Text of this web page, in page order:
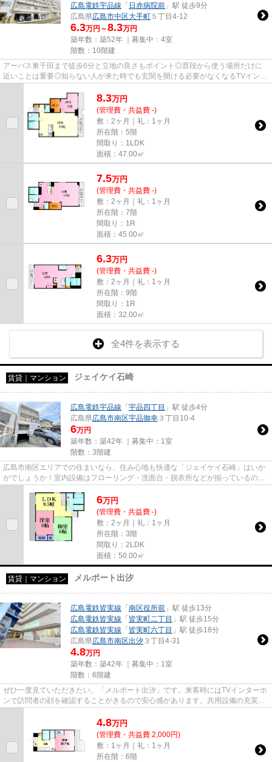
広島電鉄宇品線 「 日赤病院前 」駅 徒歩9分
広島県広島市中区大手町 ５丁目4-12
6.3万円～8.3万円
築年数：築52年 ｜募集中： 4室
階数：10階建
アーバス東千田まで徒歩6分と立地の良さもポイント◎普段から使う場所だけに
近いことは重要◎知らない人が来た時でも玄関を開ける必要がなくなるTVインタ
8.3万円
(管理費・共益費 -)
敷：2ヶ月｜礼：1ヶ月
所在階：5階
間取り：1LDK
面積：47.00㎡
7.5万円
(管理費・共益費 -)
敷：2ヶ月｜礼：1ヶ月
所在階：7階
間取り：1R
面積：45.00㎡
6.3万円
(管理費・共益費 -)
敷：2ヶ月｜礼：1ヶ月
所在階：9階
間取り：1R
面積：32.00㎡
全4件を表示する
賃貸｜マンション ジェイケイ石崎
広島電鉄宇品線 「 宇品四丁目 」駅 徒歩4分
広島県広島市南区宇品御幸 ３丁目10-4
6万円
築年数：築42年 ｜募集中： 1室
階数：3階建
広島市南区エリアでの住まいなら、住み心地も快適な「ジェイケイ石崎」はいか
がでしょうか！室内設備はフローリング・洗面台・脱衣所などが揃っているの
6万円
(管理費・共益費 -)
敷：2ヶ月｜礼：1ヶ月
所在階：3階
間取り：2LDK
面積：50.00㎡
賃貸｜マンション メルポート出汐
広島電鉄皆実線 「 南区役所前 」駅 徒歩13分
広島電鉄皆実線 「 皆実町二丁目 」駅 徒歩15分
広島電鉄皆実線 「 皆実町六丁目 」駅 徒歩18分
広島県広島市南区出汐 ３丁目4-31
4.8万円
築年数：築42年 ｜募集中： 1室
階数：6階建
ぜひ一度見ていただきたい、「メルポート出汐」です。来客時にはTVインターホ
ンで訪問者の顔を確認することがきるので安心感があります。共用設備の充実し
4.8万円
(管理費・共益費 2,000円)
敷：1ヶ月｜礼：1ヶ月
所在階：6階